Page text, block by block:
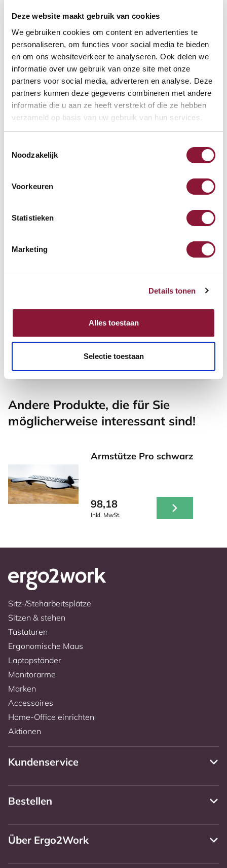
Deze website maakt gebruik van cookies
We gebruiken cookies om content en advertenties te
personaliseren, om functies voor social media te bieden
en om ons websiteverkeer te analyseren. Ook delen we
informatie over uw gebruik van onze site met onze
partners voor social media, adverteren en analyse. Deze
partners kunnen deze gegevens combineren met andere
informatie die u aan ze heeft verstrekt of die ze hebben
verzameld op basis van uw gebruik van hun services.
Noodzakelijk
Voorkeuren
Statistieken
Marketing
Details tonen
Alles toestaan
Selectie toestaan
Häufig zusammen gekauft mit
S-board 840 Design
kabelgebundene Mini-
Tastatur US silber
68,71
SRM Evolution vertikale
Roost V3 stand -
Laptopständer
87,52
Andere Produkte, die für Sie
möglicherweise interessant sind!
Armstütze Pro schwarz
98,18
Inkl. MwSt.
Sitz-/Steharbeitsplätze
Sitzen & stehen
Tastaturen
Ergonomische Maus
Laptopständer
Monitorarme
Marken
Accessoires
Home-Office einrichten
Aktionen
Kundenservice
Bestellen
Über Ergo2Work